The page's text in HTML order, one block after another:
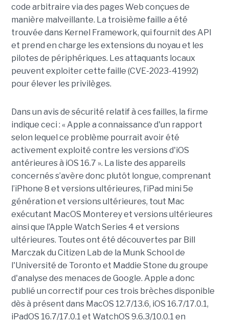
code arbitraire via des pages Web conçues de
manière malveillante. La troisième faille a été
trouvée dans Kernel Framework, qui fournit des API
et prend en charge les extensions du noyau et les
pilotes de périphériques. Les attaquants locaux
peuvent exploiter cette faille (CVE-2023-41992)
pour élever les privilèges.
Dans un avis de sécurité relatif à ces failles, la firme
indique ceci : « Apple a connaissance d'un rapport
selon lequel ce problème pourrait avoir été
activement exploité contre les versions d'iOS
antérieures à iOS 16.7 ». La liste des appareils
concernés s’avère donc plutôt longue, comprenant
l’iPhone 8 et versions ultérieures, l’iPad mini 5e
génération et versions ultérieures, tout Mac
exécutant MacOS Monterey et versions ultérieures
ainsi que l’Apple Watch Series 4 et versions
ultérieures. Toutes ont été découvertes par Bill
Marczak du Citizen Lab de la Munk School de
l'Université de Toronto et Maddie Stone du groupe
d'analyse des menaces de Google. Apple a donc
publié un correctif pour ces trois brèches disponible
dès à présent dans MacOS 12.7/13.6, iOS 16.7/17.0.1,
iPadOS 16.7/17.0.1 et WatchOS 9.6.3/10.0.1 en